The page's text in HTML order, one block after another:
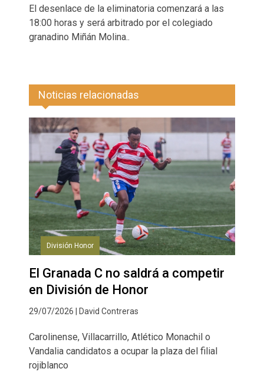
El desenlace de la eliminatoria comenzará a las
18:00 horas y será arbitrado por el colegiado
granadino Miñán Molina..
Noticias relacionadas
División Honor
El Granada C no saldrá a competir
en División de Honor
29/07/2026 | David Contreras
Carolinense, Villacarrillo, Atlético Monachil o
Vandalia candidatos a ocupar la plaza del filial
rojiblanco